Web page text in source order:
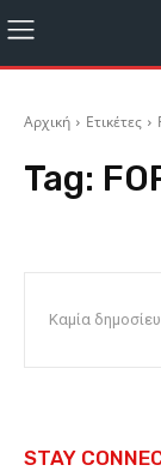
Αρχική Ετικέτες
Tag:
Καμία
STAY